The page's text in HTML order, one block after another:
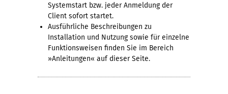
Systemstart bzw. jeder Anmeldung der
Client sofort startet.
Ausführliche Beschreibungen zu
Installation und Nutzung sowie für einzelne
Funktionsweisen finden Sie im Bereich
»Anleitungen« auf dieser Seite.